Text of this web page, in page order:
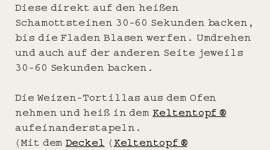
Diese direkt auf den heißen
Schamottsteinen 30-60 Sekunden backen,
bis die Fladen Blasen werfen. Umdrehen
und auch auf der anderen Seite jeweils
30-60 Sekunden backen.
Die Weizen-Tortillas aus dem Ofen
nehmen und heiß in dem Keltentopf ®
aufeinanderstapeln.
(Mit demDeckel ( Keltentopf ®